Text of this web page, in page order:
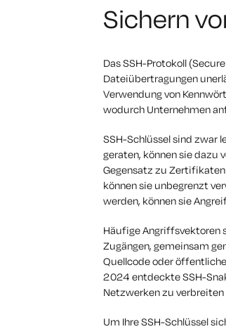
Sichern
Das SSH-Protokoll
Dateiübertragungen
Verwendung von
wodurch Unternehmen
SSH-Schlüssel sind zwar
geraten, können sie dazu
Gegensatz zu
können sie unbegrenzt
werden, können sie
Häufige Angriffsvektoren
Zugängen, gemeinsam
Quellcode oder
2024 entdeckte SSH-
Netzwerken zu
Um Ihre SSH-Schlüssel